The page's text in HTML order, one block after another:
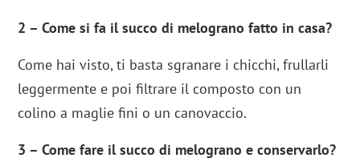
2 – Come si fa il succo di melograno fatto in casa?
Come hai visto, ti basta sgranare i chicchi, frullarli
leggermente e poi filtrare il composto con un
colino a maglie fini o un canovaccio.
3 – Come fare il succo di melograno e conservarlo?